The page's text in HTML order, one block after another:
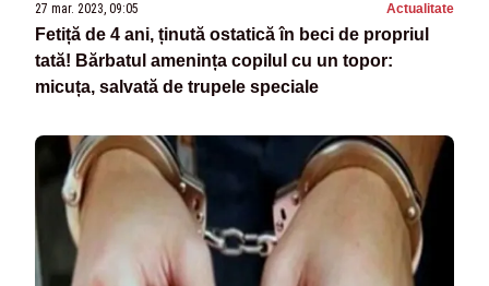
27 mar. 2023, 09:05 Actualitate
Fetiță de 4 ani, ținută ostatică în beci de propriul
tată! Bărbatul amenința copilul cu un topor:
micuța, salvată de trupele speciale